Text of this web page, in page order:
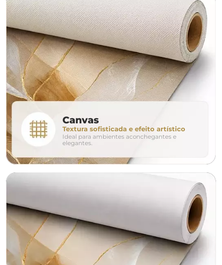
largura aproximada
160cm 200cm
280cm 320cm
conjunto
avulso duo
o tamanho ideal para o seu ambiente é
Canvas
Textura sofisticada e efeito artístico
Ideal para ambientes aconchegantes e
elegantes.